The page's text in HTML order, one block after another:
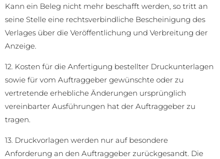
Kann ein Beleg nicht mehr beschafft werden, so tritt an
seine Stelle eine rechtsverbindliche Bescheinigung des
Verlages über die Veröffentlichung und Verbreitung der
Anzeige.
12. Kosten für die Anfertigung bestellter Druckunterlagen
sowie für vom Auftraggeber gewünschte oder zu
vertretende erhebliche Änderungen ursprünglich
vereinbarter Ausführungen hat der Auftraggeber zu
tragen.
13. Druckvorlagen werden nur auf besondere
Anforderung an den Auftraggeber zurückgesandt. Die